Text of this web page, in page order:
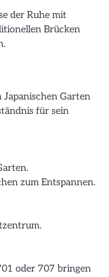
der Ruhe mit
Brücken
Garten
für sein
zum Entspannen.
oder 707 bringen